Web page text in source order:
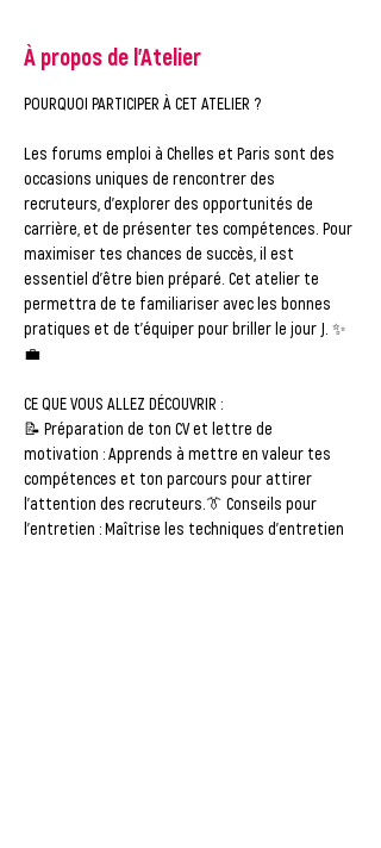
À propos de l'Atelier
POURQUOI PARTICIPER À CET ATELIER ?
Les forums emploi à Chelles et Paris sont des
occasions uniques de rencontrer des
recruteurs, d’explorer des opportunités de
carrière, et de présenter tes compétences. Pour
maximiser tes chances de succès, il est
essentiel d’être bien préparé. Cet atelier te
permettra de te familiariser avec les bonnes
pratiques et de t’équiper pour briller le jour J. ✨
💼
CE QUE VOUS ALLEZ DÉCOUVRIR :
📝 Préparation de ton CV et lettre de
motivation : Apprends à mettre en valeur tes
compétences et ton parcours pour attirer
l’attention des recruteurs.👔 Conseils pour
l'entretien : Maîtrise les techniques d’entretien